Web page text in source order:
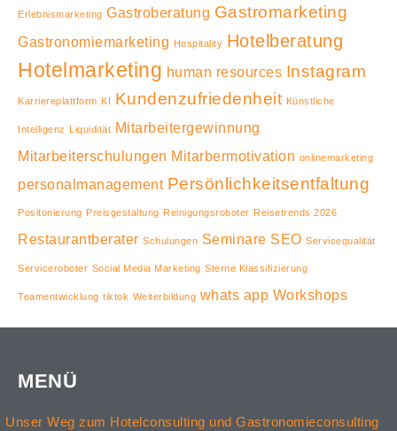
Erlebnismarketing Gastroberatung Gastromarketing
Gastronomiemarketing Hospitality Hotelberatung
Hotelmarketing human resources Instagram
Karriereplattform KI Kundenzufriedenheit Künstliche
Intelligenz Liquidität Mitarbeitergewinnung
Mitarbeiterschulungen Mitarbermotivation onlinemarketing
personalmanagement Persönlichkeitsentfaltung
Positonierung Preisgestaltung Reinigungsroboter Reisetrends 2026
Restaurantberater Schulungen Seminare SEO Servicequalität
Serviceroboter Social Media Marketing Sterne Klassifizierung
Teamentwicklung tiktok Weiterbildung whats app Workshops
MENÜ
Unser Weg zum Hotelconsulting und Gastronomieconsulting